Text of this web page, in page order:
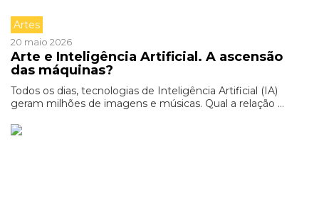
Artes
20 maio 2026
Arte e Inteligência Artificial. A ascensão
das máquinas?
Todos os dias, tecnologias de Inteligência Artificial (IA)
geram milhões de imagens e músicas. Qual a relação ...